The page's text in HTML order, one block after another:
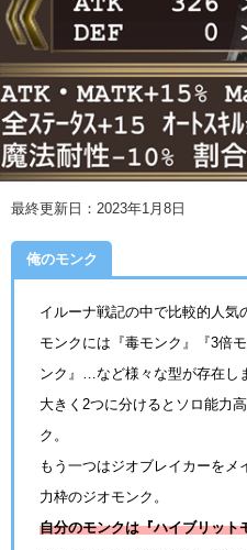
最終更新日：2023年1月8日
俺のモンク
イルーナ戦記の中で比較的人気
モンクには『毒モンク』『3倍
ンク』…など様々な型が存在し
大きく2つに分けるとソロ能力
ク。
もう一つはジオブレイカーをメ
力枠のジオモンク。
自分のモンクは『ハイブリット